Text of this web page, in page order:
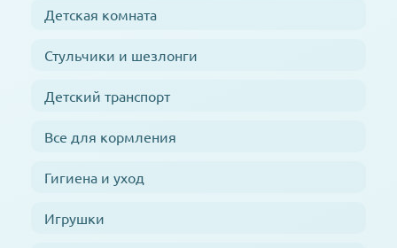
Детская комната
Стульчики и шезлонги
Детский транспорт
Все для кормления
Гигиена и уход
Игрушки